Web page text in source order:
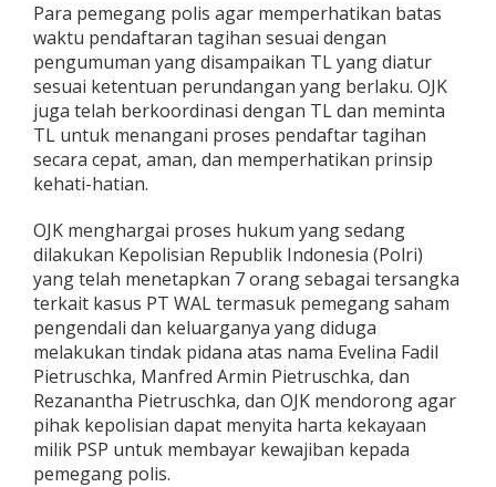
Para pemegang polis agar memperhatikan batas
waktu pendaftaran tagihan sesuai dengan
pengumuman yang disampaikan TL yang diatur
sesuai ketentuan perundangan yang berlaku. OJK
juga telah berkoordinasi dengan TL dan meminta
TL untuk menangani proses pendaftar tagihan
secara cepat, aman, dan memperhatikan prinsip
kehati-hatian.
OJK menghargai proses hukum yang sedang
dilakukan Kepolisian Republik Indonesia (Polri)
yang telah menetapkan 7 orang sebagai tersangka
terkait kasus PT WAL termasuk pemegang saham
pengendali dan keluarganya yang diduga
melakukan tindak pidana atas nama Evelina Fadil
Pietruschka, Manfred Armin Pietruschka, dan
Rezanantha Pietruschka, dan OJK mendorong agar
pihak kepolisian dapat menyita harta kekayaan
milik PSP untuk membayar kewajiban kepada
pemegang polis.